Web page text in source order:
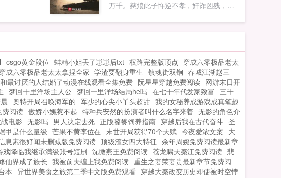
万千。慈烺此子忤逆不孝，奸诈凶残，简
csgo黄金段位 蚌精小姐丢了崽崽后txt 权路完整版顶点 穿成六零极品老太
穿成六零极品老太太拿捏全家 学渣要翻身重生 镇魂街双锏 春城江湖赵三
和最讨厌的人结婚了动漫在线观看全集免费 阮星星穿越免费阅读 网游末日开
梦回十里洋场主人公 梦回十里洋场结局he吗 在七十年代发家致富 三千
奥特开局召唤海军的 军少的心尖小丫头超甜 我的女秘养成游戏成真笔趣
费阅读 傲娇小姨惹不起 特种兵安然的扮演者叫什么名字来着 无影的角色介
电影 无影吗 男人决定去死 正版饕餮饲养指南 穿越后我在古代奋斗 圣
甲是什么量级 芒果不黄李位在 末世开局获得70个天赋 今夜爱浓文案 大
息素很好闻未删减版免费阅读 顶级渣女四大特征 余年周婉免费阅读最新章
戏降临我继承满级账号短剧 沈微燕王免费阅读 苍龙啸天秦江免费阅读 悲
仙界成了族长 我被前夫缠上我免费阅读 重生之妻荣妻贵最新章节免费阅
本 异世界美食之旅第二季中文版免费观看 穿越大秦改变历史即使被时空悖